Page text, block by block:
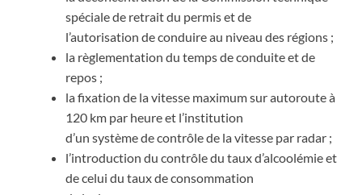
spéciale de retrait du permis et de
l’autorisation de conduire au niveau des régions ;
la règlementation du temps de conduite et de
repos ;
la fixation de la vitesse maximum sur autoroute à
120 km par heure et l’institution
d’un système de contrôle de la vitesse par radar ;
l’introduction du contrôle du taux d’alcoolémie et
de celui du taux de consommation